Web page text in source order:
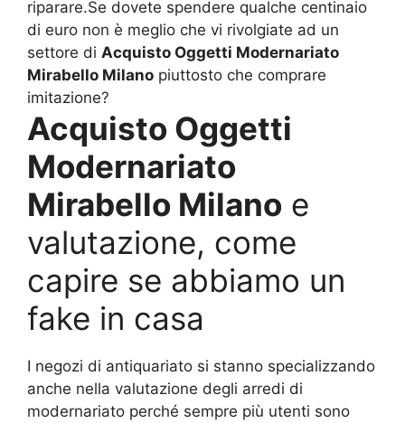
riparare.Se dovete spendere qualche centinaio
di euro non è meglio che vi rivolgiate ad un
settore di Acquisto Oggetti Modernariato
Mirabello Milano piuttosto che comprare
imitazione?
Acquisto Oggetti
Modernariato
Mirabello Milano e
valutazione, come
capire se abbiamo un
fake in casa
I negozi di antiquariato si stanno specializzando
anche nella valutazione degli arredi di
modernariato perché sempre più utenti sono